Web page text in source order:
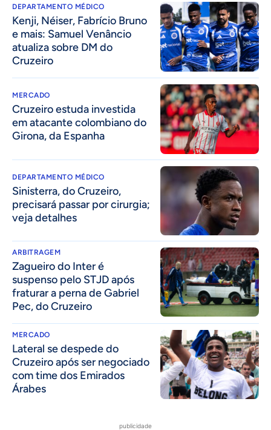
DEPARTAMENTO MÉDICO
Kenji, Néiser, Fabrício Bruno
e mais: Samuel Venâncio
atualiza sobre DM do
Cruzeiro
MERCADO
Cruzeiro estuda investida
em atacante colombiano do
Girona, da Espanha
DEPARTAMENTO MÉDICO
Sinisterra, do Cruzeiro,
precisará passar por cirurgia;
veja detalhes
ARBITRAGEM
Zagueiro do Inter é
suspenso pelo STJD após
fraturar a perna de Gabriel
Pec, do Cruzeiro
MERCADO
Lateral se despede do
Cruzeiro após ser negociado
com time dos Emirados
Árabes
publicidade